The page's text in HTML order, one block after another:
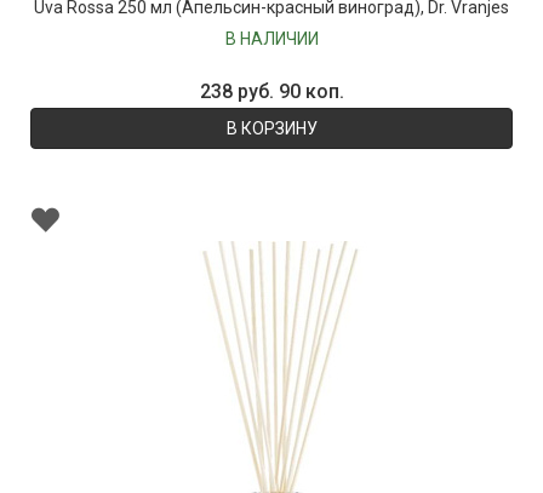
Uva Rossa 250 мл (Апельсин-красный виноград), Dr. Vranjes
В НАЛИЧИИ
238 руб. 90 коп.
В КОРЗИНУ